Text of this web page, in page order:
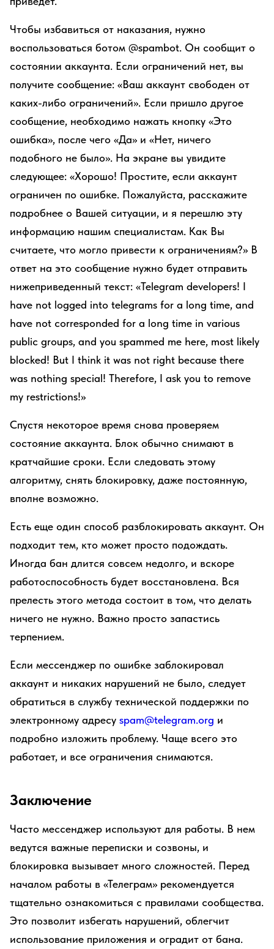
Чтобы избавиться от наказания, нужно
воспользоваться ботом @spambot. Он сообщит о
состоянии аккаунта. Если ограничений нет, вы
получите сообщение: «Ваш аккаунт свободен от
каких-либо ограничений». Если пришло другое
сообщение, необходимо нажать кнопку «Это
ошибка», после чего «Да» и «Нет, ничего
подобного не было». На экране вы увидите
следующее: «Хорошо! Простите, если аккаунт
ограничен по ошибке. Пожалуйста, расскажите
подробнее о Вашей ситуации, и я перешлю эту
информацию нашим специалистам. Как Вы
считаете, что могло привести к ограничениям?» В
ответ на это сообщение нужно будет отправить
нижеприведенный текст: «Telegram developers! I
have not logged into telegrams for a long time, and
have not corresponded for a long time in various
public groups, and you spammed me here, most likely
blocked! But I think it was not right because there
was nothing special! Therefore, I ask you to remove
my restrictions!»
Спустя некоторое время снова проверяем
состояние аккаунта. Блок обычно снимают в
кратчайшие сроки. Если следовать этому
алгоритму, снять блокировку, даже постоянную,
вполне возможно.
Есть еще один способ разблокировать аккаунт. Он
подходит тем, кто может просто подождать.
Иногда бан длится совсем недолго, и вскоре
работоспособность будет восстановлена. Вся
прелесть этого метода состоит в том, что делать
ничего не нужно. Важно просто запастись
терпением.
Если мессенджер по ошибке заблокировал
аккаунт и никаких нарушений не было, следует
обратиться в службу технической поддержки по
электронному адресу spam@telegram.org и
подробно изложить проблему. Чаще всего это
работает, и все ограничения снимаются.
Заключение
Часто мессенджер используют для работы. В нем
ведутся важные переписки и созвоны, и
блокировка вызывает много сложностей. Перед
началом работы в «Телеграм» рекомендуется
тщательно ознакомиться с правилами сообщества.
Это позволит избегать нарушений, облегчит
использование приложения и оградит от бана.